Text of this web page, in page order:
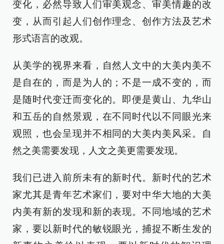
变化，必然导致人们审美观念、审美情趣的改
变，从而引起人们创作理念、创作方法及艺术
形式语言的改观。
从美学的视界来看，自然人文中的大美内美不
是自在的，而是为人的；不是一成不变的，而
是随时代变迁而变化的。即便是黄山、九华山
和五岳的自然景观，在不同时代以不同眼光来
观照，也会呈现并不相同的大美内美风采。自
然之美需要发现，人文之美更需要发现。
我们已进入前所未有的新时代。新时代的艺术
家尤其是青年艺术家们，要对中华大地的大美
内美有新的发现和新的表现。不同地域的艺术
家，要以新时代的敏锐眼光，捕捉不断生发的